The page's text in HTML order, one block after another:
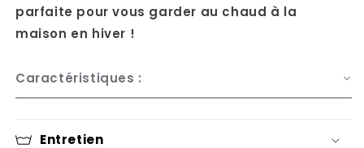
parfaite pour vous garder au chaud à la
maison en hiver !
Caractéristiques :
Entretien